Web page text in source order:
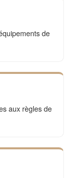
de
aux règles de